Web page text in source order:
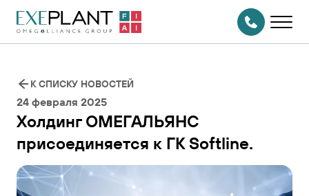
На главную
страницу
СВЯЗАТЬСЯ
С НАМИ
24 февраля 2025
Холдинг ОМЕГАЛЬЯНС
присоединяется к ГК Softline.
К СПИСКУ НОВОСТЕЙ